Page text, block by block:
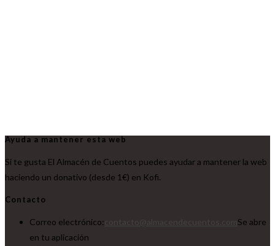
Ayuda a mantener esta web
Si te gusta El Almacén de Cuentos puedes ayudar a mantener la web
haciendo un donativo (desde 1€) en Kofi.
Contacto
Correo electrónico:
Se abre
en tu aplicación